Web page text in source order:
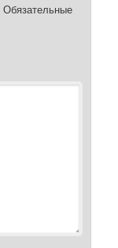
Обязательные